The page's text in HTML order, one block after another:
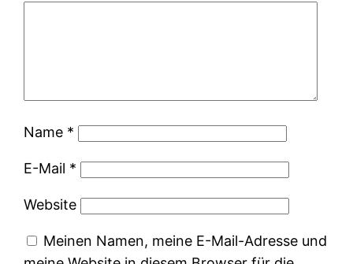
Name *
E-Mail *
Website
Meinen Namen, meine E-Mail-Adresse und